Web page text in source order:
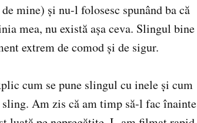
mine) și nu-l folosesc spunând ba că
mea, nu există așa ceva. Slingul bine
extrem de comod și de sigur.
cum se pune slingul cu inele și cum
Am zis că am timp să-l fac înainte